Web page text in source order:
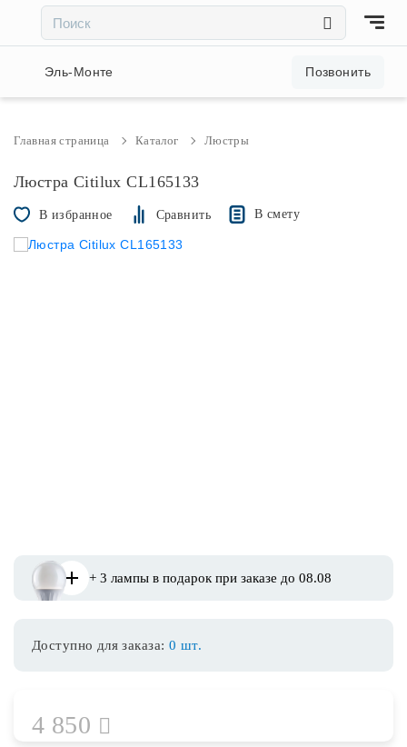
Акции и скидки
Светильники
Предметы интерьера
Эль-Монте Позвонить
Главная страница Каталог Люстры
Люстра Citilux CL165133
В избранное Сравнить В смету
+ 3 лампы в подарок при заказе до 08.08
Доступно для заказа: 0 шт.
4 850
××